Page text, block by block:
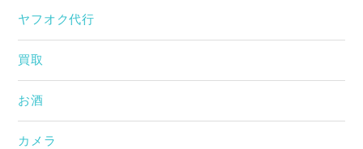
ヤフオク代行
買取
お酒
カメラ